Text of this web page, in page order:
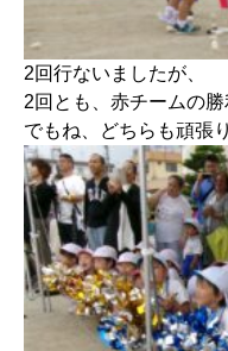
2回行ないましたが、
2回とも、赤チームの勝
でもね、どちらも頑張